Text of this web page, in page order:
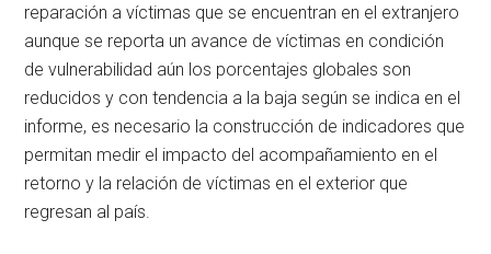
reparación a víctimas que se encuentran en el extranjero
aunque se reporta un avance de víctimas en condición
de vulnerabilidad aún los porcentajes globales son
reducidos y con tendencia a la baja según se indica en el
informe, es necesario la construcción de indicadores que
permitan medir el impacto del acompañamiento en el
retorno y la relación de víctimas en el exterior que
regresan al país.